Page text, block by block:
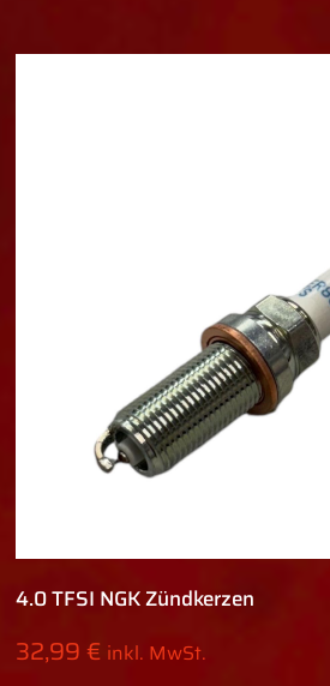
4.0 TFSI NGK Zündkerzen
32,99€ inkl. MwSt.